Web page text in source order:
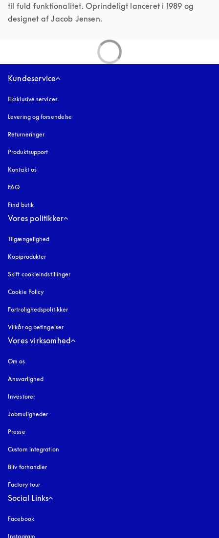
til fuld funktionalitet. Oprindeligt lanceret i 1989 og
designet af Jacob Jensen.
Kundeservice
Eksklusive services
Levering og forsendelse
Returneringer
Produktsupport
Kontakt os
FAQ
Find butik
Vores politikker
Tilgængelighed
Kopiprodukter
Skift cookieindstillinger
Cookie Policy
Fortrolighedspolitikker
Vilkår og betingelser
Vores virksomhed
Om os
Ansvarlighed
Investorer
Jobmuligheder
Presse
Custom integration
Bliv forhandler
Factory tour
Social Links
Facebook
Instagram